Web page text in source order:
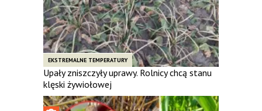
EKSTREMALNE TEMPERATURY
Upały zniszczyły uprawy. Rolnicy chcą stanu
klęski żywiołowej